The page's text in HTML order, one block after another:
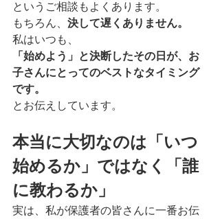
というご相談もよくあります。
もちろん、 決して遅くありません。
私はいつも、
「始めよう」と決断したその日が、お
子さんにとってのベストなタイミング
です。
とお伝えしています。
本当に大切なのは「いつ
始めるか」ではなく「誰
に教わるか」
実は、私が保護者の皆さんに一番お伝